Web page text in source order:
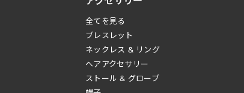
全てを見る
ブレスレット
ネックレス & リング
へアアクセサリー
ストール & グローブ